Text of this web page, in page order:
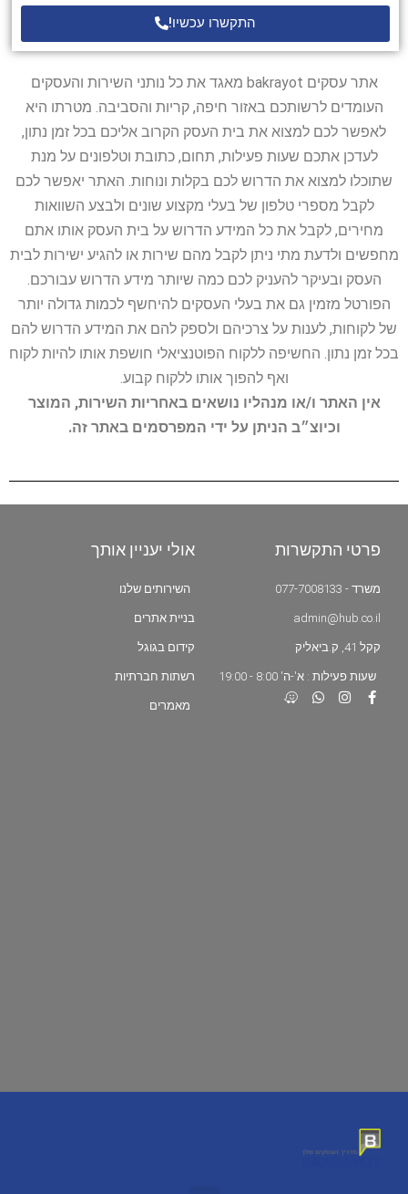
התקשרו עכשיו!
אתר עסקים bakrayot מאגד את כל נותני השירות והעסקים
העומדים לרשותכם באזור חיפה, קריות והסביבה. מטרתו היא
לאפשר לכם למצוא את בית העסק הקרוב אליכם בכל זמן נתון,
לעדכן אתכם שעות פעילות, תחום, כתובת וטלפונים על מנת
שתוכלו למצוא את הדרוש לכם בקלות ונוחות. האתר יאפשר לכם
לקבל מספרי טלפון של בעלי מקצוע שונים ולבצע השוואות
מחירים, לקבל את כל המידע הדרוש על בית העסק אותו אתם
מחפשים ולדעת מתי ניתן לקבל מהם שירות או להגיע ישירות לבית
העסק ובעיקר להעניק לכם כמה שיותר מידע הדרוש עבורכם.
הפורטל מזמין גם את בעלי העסקים להיחשף לכמות גדולה יותר
של לקוחות, לענות על צרכיהם ולספק להם את המידע הדרוש להם
בכל זמן נתון. החשיפה ללקוח הפוטנציאלי חושפת אותו להיות לקוח
ואף להפוך אותו ללקוח קבוע.
אין האתר ו/או מנהליו נושאים באחריות השירות, המוצר
וכיוצ״ב הניתן על ידי המפרסמים באתר זה.
פרטי התקשרות
משרד - 077-7008133
admin@hub.co.il
קקל 41, ק.ביאליק
שעות פעילות : א'-ה' 8:00 - 19:00
אולי יעניין אותך
השירותים שלנו
בניית אתרים
קידום בגוגל
רשתות חברתיות
מאמרים